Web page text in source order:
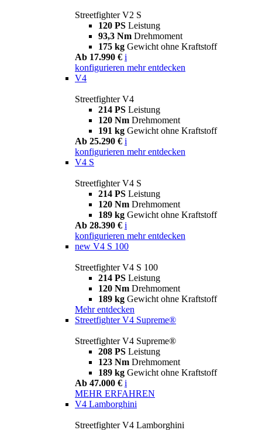
Streetfighter V2 S
120 PS Leistung
93,3 Nm Drehmoment
175 kg Gewicht ohne Kraftstoff
Ab 17.990 € i
konfigurieren mehr entdecken
V4
Streetfighter V4
214 PS Leistung
120 Nm Drehmoment
191 kg Gewicht ohne Kraftstoff
Ab 25.290 € i
konfigurieren mehr entdecken
V4 S
Streetfighter V4 S
214 PS Leistung
120 Nm Drehmoment
189 kg Gewicht ohne Kraftstoff
Ab 28.390 € i
konfigurieren mehr entdecken
new V4 S 100
Streetfighter V4 S 100
214 PS Leistung
120 Nm Drehmoment
189 kg Gewicht ohne Kraftstoff
Mehr entdecken
Streetfighter V4 Supreme®
Streetfighter V4 Supreme®
208 PS Leistung
123 Nm Drehmoment
189 kg Gewicht ohne Kraftstoff
Ab 47.000 € i
MEHR ERFAHREN
V4 Lamborghini
Streetfighter V4 Lamborghini